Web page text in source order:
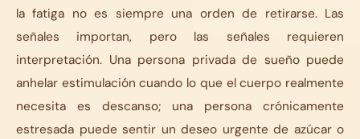
la fatiga no es siempre una orden de retirarse. Las
señales importan, pero las señales requieren
interpretación. Una persona privada de sueño puede
anhelar estimulación cuando lo que el cuerpo realmente
necesita es descanso; una persona crónicamente
estresada puede sentir un deseo urgente de azúcar o